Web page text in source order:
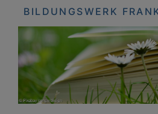
BILDUNGSWERK